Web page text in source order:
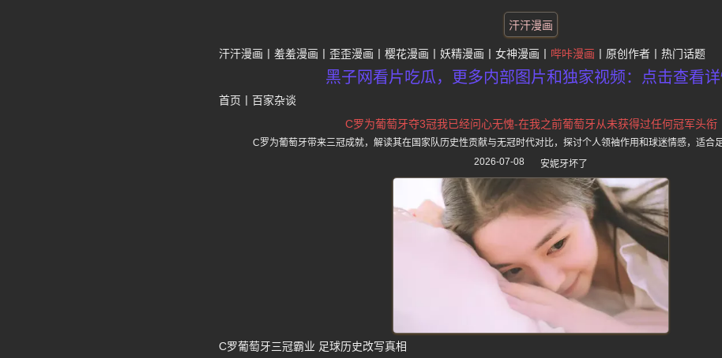
汗汗漫画
汗汗漫画 羞羞漫画 歪歪漫画 樱花漫画 妖精漫画 女神漫画 哔咔漫画 原创作者 热门话题
黑子网看片吃瓜，更多内部图片和独家视频：点击查看
首页 百家杂谈
C罗为葡萄牙夺3冠我已经问心无愧-在我之前葡萄牙从未获得过任何冠军头衔
C罗为葡萄牙带来三冠成就，解读其在国家队历史性贡献与无冠时代对比，探讨个人领袖作用和球迷情感，适合
2026-07-08
安妮牙坏了
C罗葡萄牙三冠霸业 足球历史改写真相